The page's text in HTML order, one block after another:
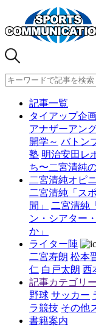
記事一覧
タイアップ企
アナザーアン
開学～ バトン
塾 明治安田レ
ち〜二宮清純
二宮清純オピ
二宮清純「ス
間」
二宮清純
ン・シアター
か」
ライター陣
二宮寿朗 松本
仁 白戸太朗 西
記事カテゴリー
野球 サッカー
ラ競技 その他
書籍案内